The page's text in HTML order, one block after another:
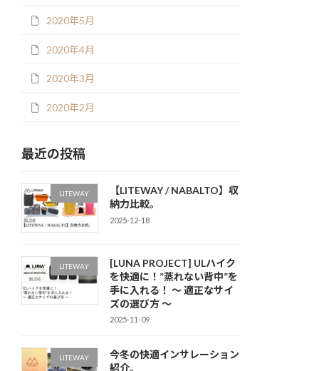
2020年5月
2020年4月
2020年3月
2020年2月
最近の投稿
LITEWAY
【LITEWAY / NABALTO】収
納力比較。
2025-12-18
LITEWAY
[LUNA PROJECT] ULハイク
を快適に！”蒸れない背中”を
手に入れる！ ～ 適正なサイ
ズの選び方 ～
2025-11-09
LITEWAY
今冬の快適インサレーション
紹介。